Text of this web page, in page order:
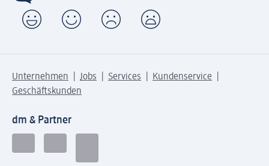
Unternehmen Jobs Services
Kundenservice
Geschäftskunden
dm & Partner